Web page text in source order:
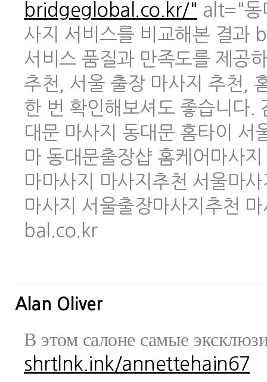
bridgeglobal.co.kr/" alt="동
사지 서비스를 비교해본 결과
서비스 품질과 만족도를 제공
추천, 서울 출장 마사지 추천,
한 번 확인해보셔도 좋습니다
대문 마사지 동대문 홈타이 서
마 동대문출장샵 홈케어마사
마마사지 마사지추천 서울마
마사지 서울출장마사지추천
bal.co.kr
Alan Oliver
В этом салоне самые
shrtlnk.ink/annettehain67